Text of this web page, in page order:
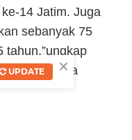
14 Jatim. Juga
sebanyak 75
Selasa
×
UPDATE